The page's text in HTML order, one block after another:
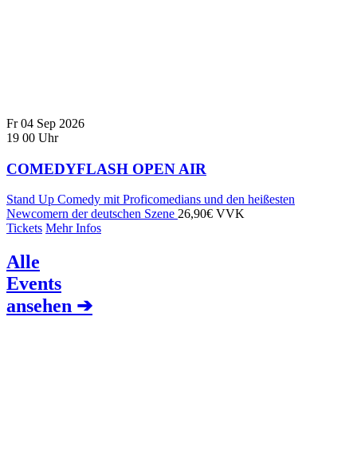
Fr 04 Sep 2026
19 00 Uhr
COMEDYFLASH OPEN AIR
Stand Up Comedy mit Proficomedians und den heißesten
Newcomern der deutschen Szene 26,90€ VVK
Tickets Mehr Infos
Alle
Events
ansehen ➔